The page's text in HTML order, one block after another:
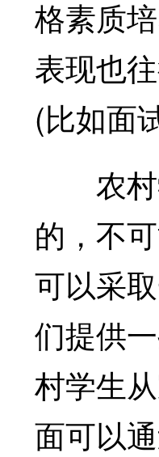
格素质
表现也
(比如面
农村
的，不
可以采
们提供
村学生
面可以